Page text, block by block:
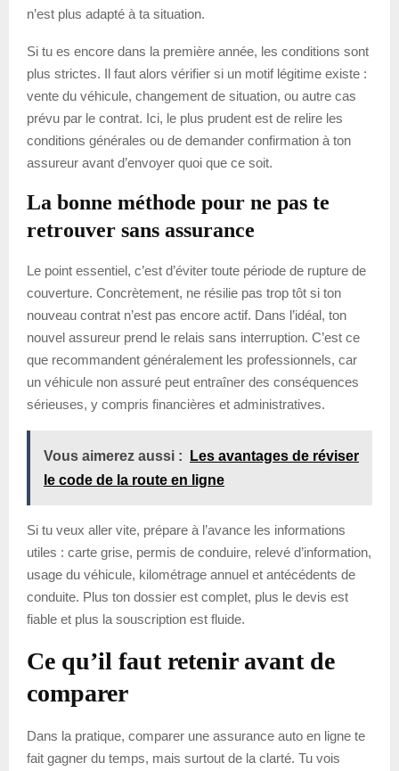
n’est plus adapté à ta situation.
Si tu es encore dans la première année, les conditions sont
plus strictes. Il faut alors vérifier si un motif légitime existe :
vente du véhicule, changement de situation, ou autre cas
prévu par le contrat. Ici, le plus prudent est de relire les
conditions générales ou de demander confirmation à ton
assureur avant d’envoyer quoi que ce soit.
La bonne méthode pour ne pas te
retrouver sans assurance
Le point essentiel, c’est d’éviter toute période de rupture de
couverture. Concrètement, ne résilie pas trop tôt si ton
nouveau contrat n’est pas encore actif. Dans l’idéal, ton
nouvel assureur prend le relais sans interruption. C’est ce
que recommandent généralement les professionnels, car
un véhicule non assuré peut entraîner des conséquences
sérieuses, y compris financières et administratives.
Vous aimerez aussi :
Les avantages de réviser
le code de la route en ligne
Si tu veux aller vite, prépare à l’avance les informations
utiles : carte grise, permis de conduire, relevé d’information,
usage du véhicule, kilométrage annuel et antécédents de
conduite. Plus ton dossier est complet, plus le devis est
fiable et plus la souscription est fluide.
Ce qu’il faut retenir avant de
comparer
Dans la pratique, comparer une assurance auto en ligne te
fait gagner du temps, mais surtout de la clarté. Tu vois